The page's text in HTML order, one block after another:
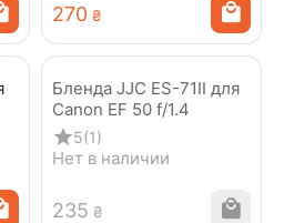
‍270‍ ₴
Бленда JJC ES-71II для
Canon EF 50 f/1.4
5(1)
Нет в наличии
‍235‍ ₴